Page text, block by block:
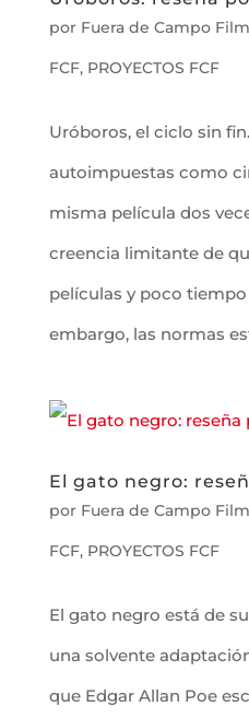
por Fuera de Campo
FCF, PROYECTOS FCF
Uróboros, el ciclo sin
autoimpuestas como
misma película dos
creencia limitante de
películas y poco tiempo
embargo, las normas
El gato negro:
por Fuera de Campo
FCF, PROYECTOS FCF
El gato negro está de
una solvente
que Edgar Allan Poe